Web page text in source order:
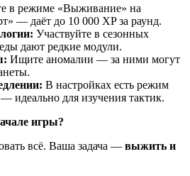
в режиме «Выживание» на
— даёт до 10 000 XP за раунд.
Участвуйте в сезонных
дают редкие модули.
Ищите аномалии — за ними могут
В настройках есть режим
идеально для изучения тактик.
игры?
всё. Ваша задача — выжить и